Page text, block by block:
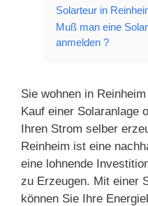
Solarteur in
Muß man eine
anmelden ?
Sie wohnen in
Kauf einer Solaranlage
Ihren Strom selber
Reinheim ist eine
eine lohnende
zu Erzeugen. Mit einer
können Sie Ihre